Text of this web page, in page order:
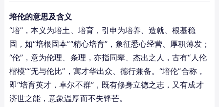
培伦的意思及含义
“培”，本义为培土、培育，引申为培养、造就、根基稳
固，如“培根固本”“精心培育”，象征悉心经营、厚积薄发；
“伦”，意为伦理、条理，亦指同辈、杰出之人，古有“人伦
楷模”“无与伦比”，寓才华出众、德行兼备。“培伦”合称，
即“培育英才，卓尔不群”，既有修身立德之志，又有成才
济世之能，意象温厚而不失锋芒。